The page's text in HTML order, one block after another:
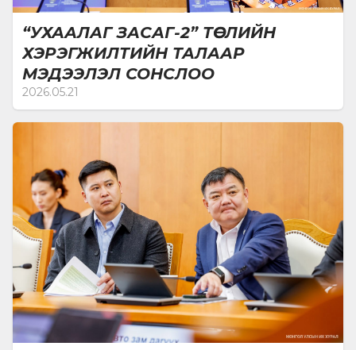
“УХААЛАГ ЗАСАГ-2” ТӨСЛИЙН
ХЭРЭГЖИЛТИЙН ТАЛААР
МЭДЭЭЛЭЛ СОНСЛОО
2026.05.21